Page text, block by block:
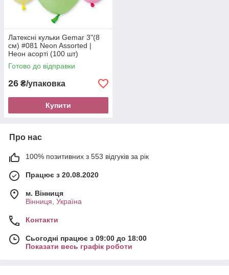
Латексні кульки Gemar 3"(8
см) #081 Neon Assorted |
Неон асорті (100 шт)
Готово до відправки
26 ₴/упаковка
Купити
Про нас
100% позитивних з 553 відгуків за рік
Працює з 20.08.2020
м. Вінниця
Вінниця, Україна
Контакти
Сьогодні працює з 09:00 до 18:00
Показати весь графік роботи